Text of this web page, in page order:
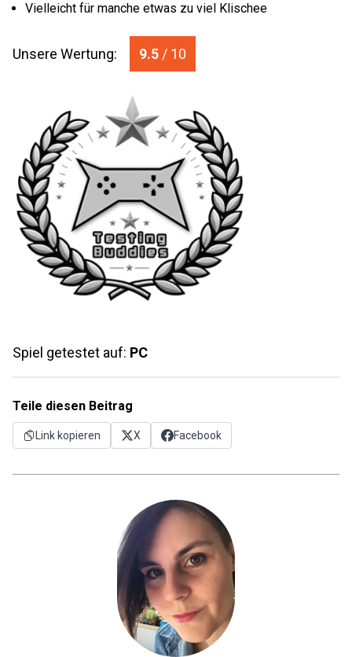
Vielleicht für manche etwas zu viel Klischee
Unsere Wertung: 9.5 / 10
Spiel getestet auf: PC
Teile diesen Beitrag
Link kopieren X Facebook